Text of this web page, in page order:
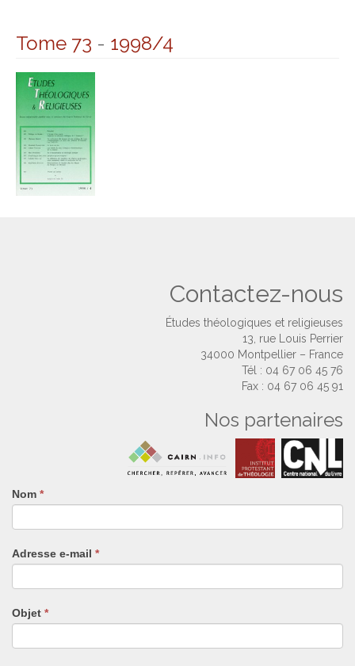
Tome 73 - 1998/4
Contactez-nous
Études théologiques et religieuses
13, rue Louis Perrier
34000 Montpellier – France
Tél : 04 67 06 45 76
Fax : 04 67 06 45 91
Nos partenaires
Nom *
Adresse e-mail *
Objet *
Si
vous
êtes
humain,
remplissez
ce